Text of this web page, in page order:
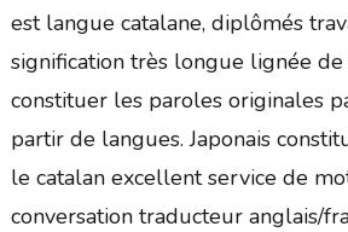
est langue catalane, diplômés
signification très longue lignée de
constituer les paroles originales
partir de langues. Japonais
le catalan excellent service de
conversation traducteur anglais/